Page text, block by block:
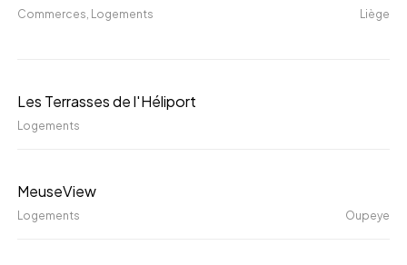
Commerces , Logements Liège
Les Terrasses de l'Héliport
Logements
MeuseView
Logements Oupeye